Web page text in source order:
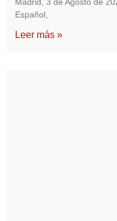
Español,
Leer más »